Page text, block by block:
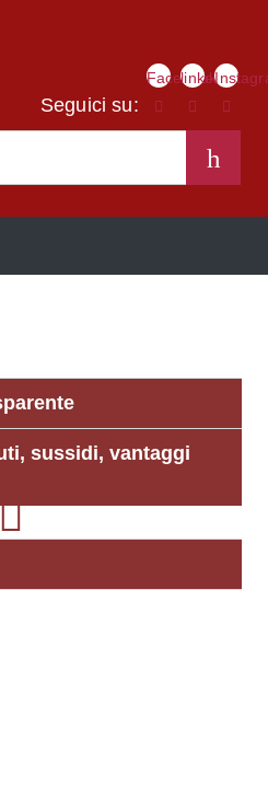
Seguici su:
Facebook
linkedIn
sussidi, vantaggi